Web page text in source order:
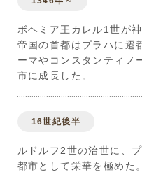
ボヘミア王カレル1世が
帝国の首都はプラハに遷
ーマやコンスタンティノ
市に成長した。
16世紀後半
ルドルフ2世の治世に、
都市として栄華を極めた。